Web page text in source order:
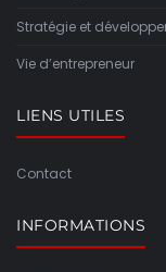
Stratégie et
Vie d’entrepreneur
LIENS UTILES
Contact
INFORMATIONS